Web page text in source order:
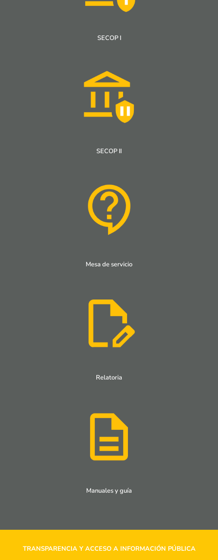
SECOP I
SECOP II
Mesa de servicio
Relatoria
Manuales y guía
TRANSPARENCIA Y ACCESO A INFORMACIÓN PÚBLICA